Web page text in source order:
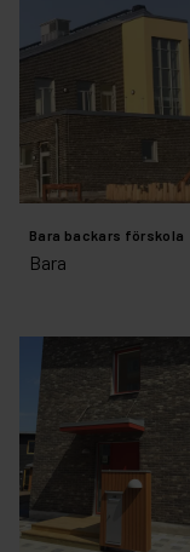
Bara backars förskola
Bara